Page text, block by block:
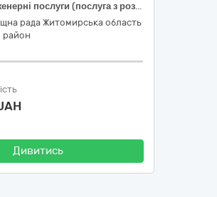
Комплексні інженерні послуги (послуга з розроблення проєкту землеустрою щодо відведення земельної ділянки площею 2,2000 га, кадастровий номер 1821155400:02:001:0059 із зміною цільового призначення із земель - для ведення лісового господарства і пов’язаних з ним послуг (код КВЦПЗ 09.01) на земельні ділянки загального користування, відведені для цілей поводження з відходами (код КВЦПЗ 11.08) на території Іршанської територіальної громади Коростенського району Житомирської області).
рада Житомирська область
район
Дивитись